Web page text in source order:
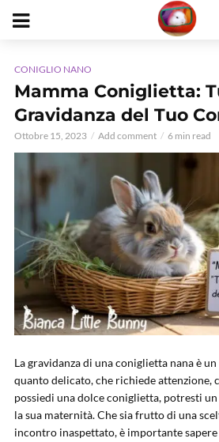
CONIGLIO NANO
Mamma Coniglietta:
Gravidanza del Tuo
Ottobre 15, 2023 Add comment 6 min read
La gravidanza di una coniglietta nana è
quanto delicato, che richiede attenzione,
possiedi una dolce coniglietta, potresti
la sua maternità. Che sia frutto di una
incontro inaspettato, è importante